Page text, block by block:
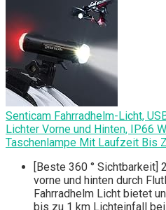
Senticam Fahrradhelm-Licht,
Lichter Vorne und Hinten, IP66
Taschenlampe Mit Laufzeit Bis
[Beste 360 ° Sichtbarkeit]
vorne und hinten durch
Fahrradhelm Licht bietet
bis zu 1 km Lichteinfall